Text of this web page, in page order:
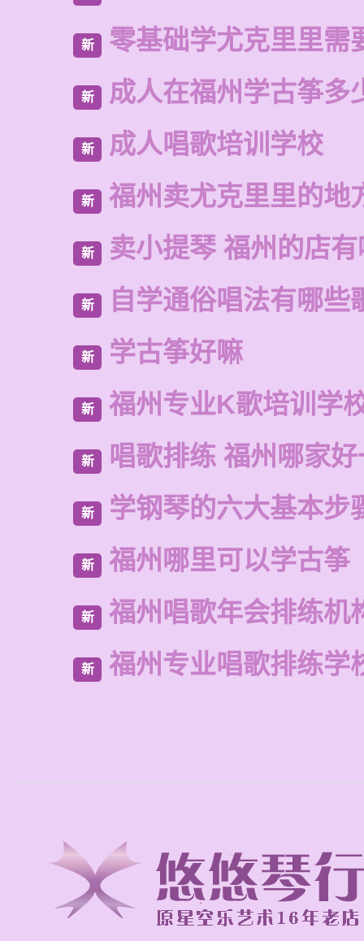
新 零基础学尤克里里需
新 成人在福州学古筝多
新 成人唱歌培训学校
新 福州卖尤克里里的地
新 卖小提琴 福州的店
新 自学通俗唱法有哪些
新 学古筝好嘛
新 福州专业K歌培训学
新 唱歌排练 福州哪家
新 学钢琴的六大基本步
新 福州哪里可以学古筝
新 福州唱歌年会排练机
新 福州专业唱歌排练学